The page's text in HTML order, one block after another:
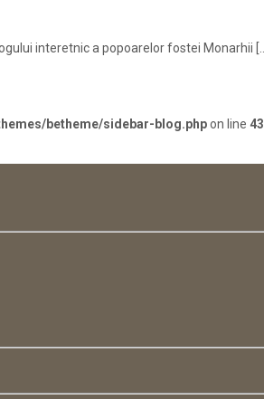
interetnic a popoarelor fostei Monarhii
betheme/sidebar-blog.phpon line 43